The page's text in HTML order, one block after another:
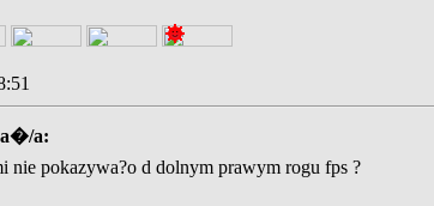
a:
nie pokazywa?o d dolnym prawym rogu fps ?